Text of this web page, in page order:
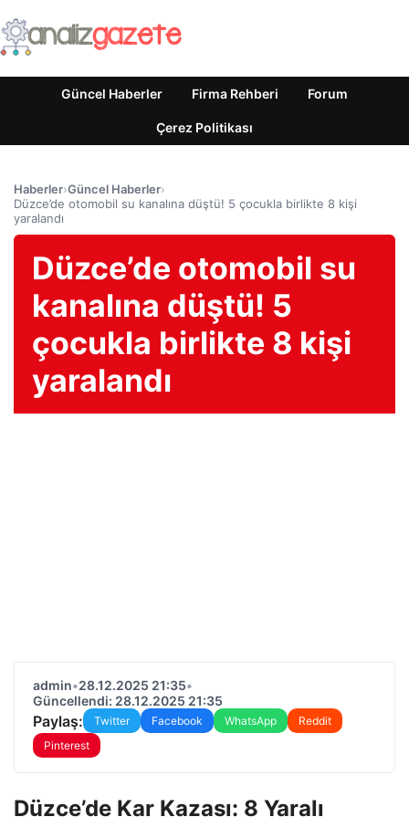
Güncel Haberler Firma Rehberi Forum
Çerez Politikası
Haberler›Güncel Haberler›
Düzce’de otomobil su kanalına düştü! 5 çocukla birlikte 8 kişi
yaralandı
Düzce’de otomobil su
kanalına düştü! 5
çocukla birlikte 8 kişi
yaralandı
admin•28.12.2025 21:35•
Güncellendi: 28.12.2025 21:35
Paylaş: Twitter Facebook WhatsApp
Reddit
Pinterest
Düzce’de Kar Kazası: 8 Yaralı